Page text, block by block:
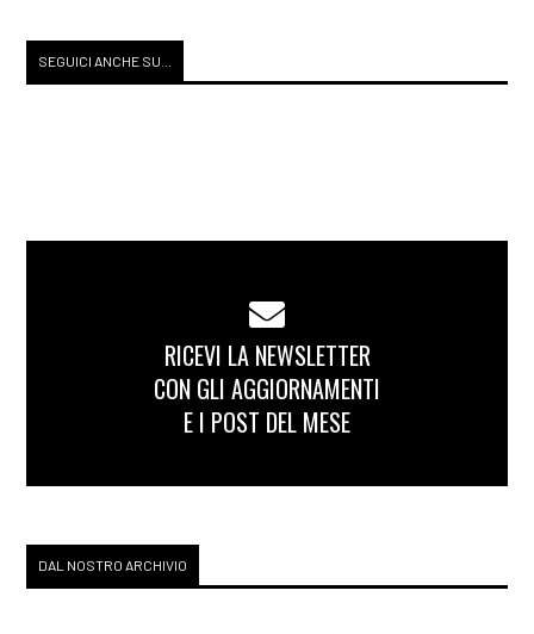
SEGUICI ANCHE SU...
RICEVI LA NEWSLETTER
CON GLI AGGIORNAMENTI
E I POST DEL MESE
DAL NOSTRO ARCHIVIO